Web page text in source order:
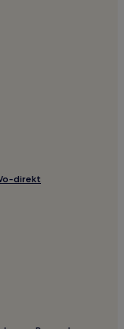
direkt